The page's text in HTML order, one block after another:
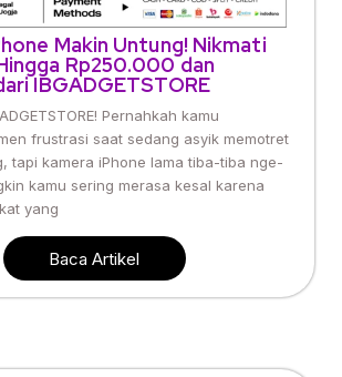
Makin Untung! Nikmati
Rp250.000 dan
IBGADGETSTORE
Pernahkah kamu
frustrasi saat sedang asyik memotret
tapi kamera iPhone lama tiba-tiba nge-
kamu sering merasa kesal karena
yang
Baca Artikel